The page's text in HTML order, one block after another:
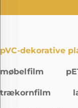
pVC-dekorative
møbelfilm
trækornfilm